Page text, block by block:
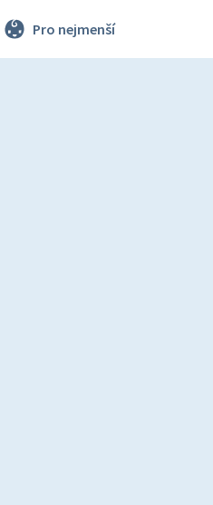
Pro nejmenší